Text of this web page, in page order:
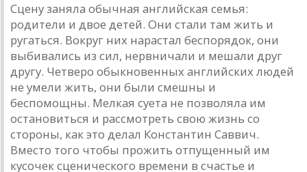
Сцену заняла обычная английская семья:
родители и двое детей. Они стали там жить и
ругаться. Вокруг них нарастал беспорядок, они
выбивались из сил, нервничали и мешали друг
другу. Четверо обыкновенных английских людей
не умели жить, они были смешны и
беспомощны. Мелкая суета не позволяла им
остановиться и рассмотреть свою жизнь со
стороны, как это делал Константин Саввич.
Вместо того чтобы прожить отпущенный им
кусочек сценического времени в счастье и